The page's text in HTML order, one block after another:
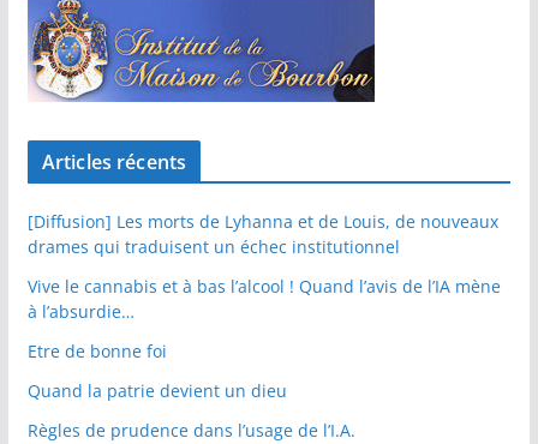
Articles récents
[Diffusion] Les morts de Lyhanna et de Louis, de nouveaux
drames qui traduisent un échec institutionnel
Vive le cannabis et à bas l’alcool ! Quand l’avis de l’IA mène
à l’absurdie…
Etre de bonne foi
Quand la patrie devient un dieu
Règles de prudence dans l’usage de l’I.A.